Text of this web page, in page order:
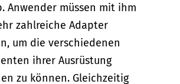
Anwender müssen mit ihm
zahlreiche Adapter
um die verschiedenen
ihrer Ausrüstung
zu können. Gleichzeitig